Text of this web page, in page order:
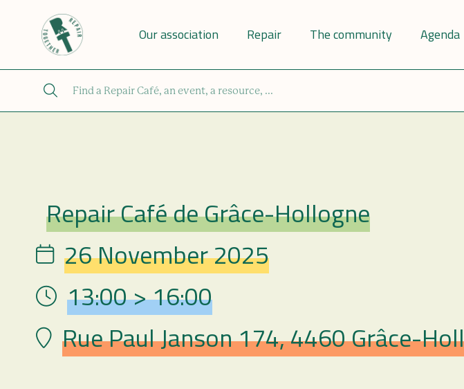
Our association Repair The community Agenda
Repair Café
Repair Café de Grâce-Hollogne
Date 26 November 2025
Hour 13:00 > 16:00
Lieu Rue Paul Janson 174, 4460 Grâce-